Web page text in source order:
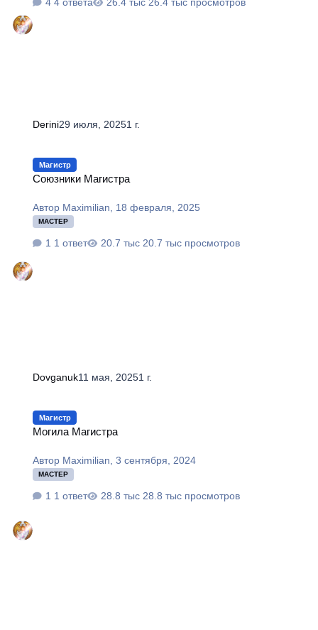
Derini29 июля, 20251 г.
Магистр
Союзники Магистра
Автор Maximilian, 18 февраля, 2025
МАСТЕР
1 ответ 20.7 тыс просмотров
Dovganuk11 мая, 20251 г.
Магистр
Могила Магистра
Автор Maximilian ,3 сентября, 2024
МАСТЕР
1 ответ 28.8 тыс просмотров